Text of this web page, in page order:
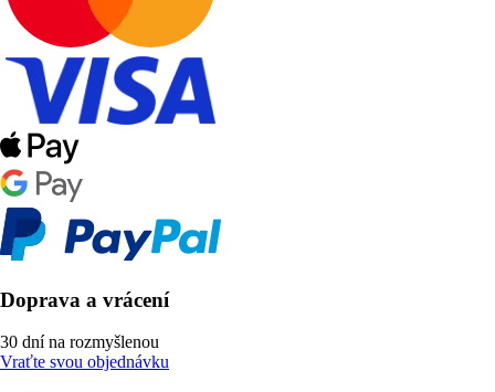
Doprava a vrácení
30 dní na rozmyšlenou
Vraťte svou objednávku